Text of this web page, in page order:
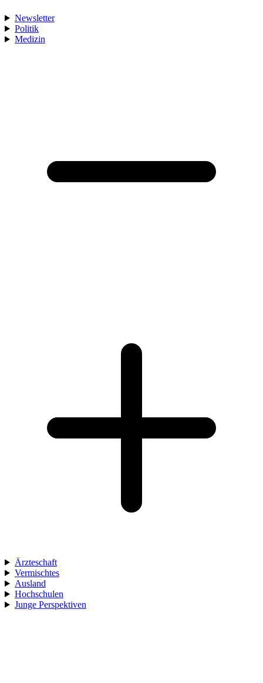
Newsletter
Politik
Medizin
Ärzteschaft
Vermischtes
Ausland
Hochschulen
Junge Perspektiven